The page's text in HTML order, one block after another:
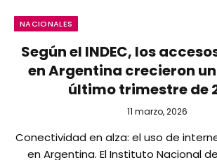
NACIONALES
Según el INDEC, los
en Argentina crecieron un
último trimestre de
11 marzo, 2026
Conectividad en alza: el uso de
en Argentina. El Instituto Nacional